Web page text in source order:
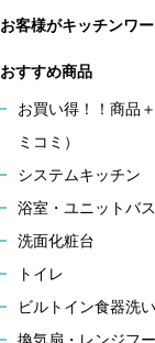
お客様がキッチンワ
おすすめ商品
お買い得！！商品
ミコミ）
システムキッチン
浴室・ユニットバス
洗面化粧台
トイレ
ビルトイン食器洗
換気扇・レンジフ